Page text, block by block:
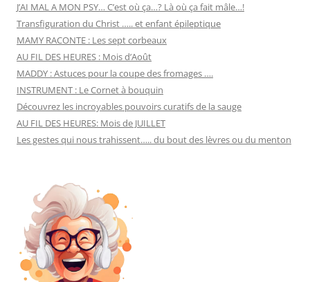
J’AI MAL A MON PSY… C’est où ça…? Là où ça fait mâle…!
Transfiguration du Christ ….. et enfant épileptique
MAMY RACONTE : Les sept corbeaux
AU FIL DES HEURES : Mois d’Août
MADDY : Astuces pour la coupe des fromages ….
INSTRUMENT : Le Cornet à bouquin
Découvrez les incroyables pouvoirs curatifs de la sauge
AU FIL DES HEURES: Mois de JUILLET
Les gestes qui nous trahissent….. du bout des lèvres ou du menton